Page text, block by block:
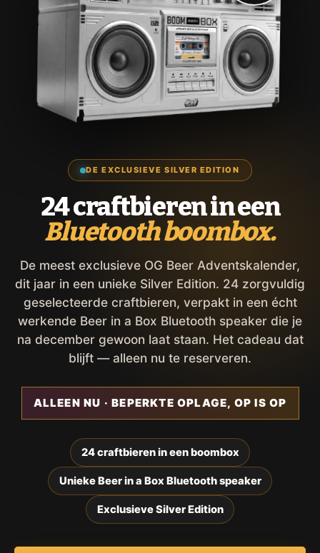
DE EXCLUSIEVE SILVER EDITION
24 craftbieren in een
Bluetooth boombox.
De meest exclusieve OG Beer Adventskalender,
dit jaar in een unieke Silver Edition. 24 zorgvuldig
geselecteerde craftbieren, verpakt in een écht
werkende Beer in a Box Bluetooth speaker die je
na december gewoon laat staan. Het cadeau dat
blijft — alleen nu te reserveren.
ALLEEN NU · BEPERKTE OPLAGE, OP IS OP
24 craftbieren in een boombox
Unieke Beer in a Box Bluetooth speaker
Exclusieve Silver Edition